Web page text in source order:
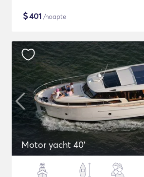
$401 /noapte
Motor yacht 40'